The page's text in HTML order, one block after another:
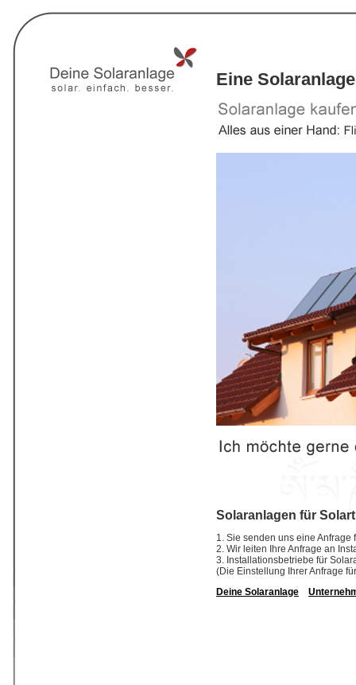
Eine
Solaranlagen für
1. Sie senden uns eine
2. Wir leiten Ihre Anfrage an
3. Installationsbetriebe für
(Die Einstellung Ihrer Anfrage
Deine Solaranlage